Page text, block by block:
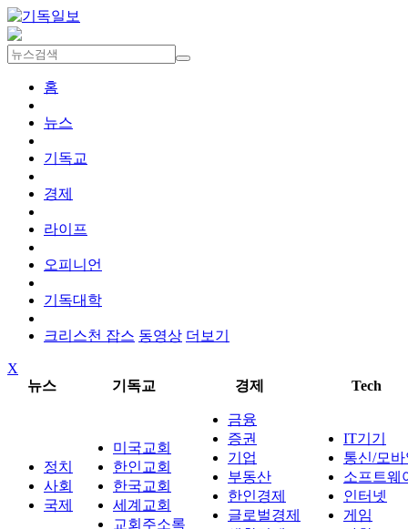
홈
뉴스
기독교
경제
라이프
오피니언
기독대학
크리스천 잡스 동영상 더보기
X
뉴스
기독교 경제 Tech
정치
사회
국제
미국교회
한인교회
한국교회
세계교회
교회주소록
금융
증권
기업
부동산
한인경제
글로벌경제
IT기기
통신/모
소프트웨
인터넷
게임